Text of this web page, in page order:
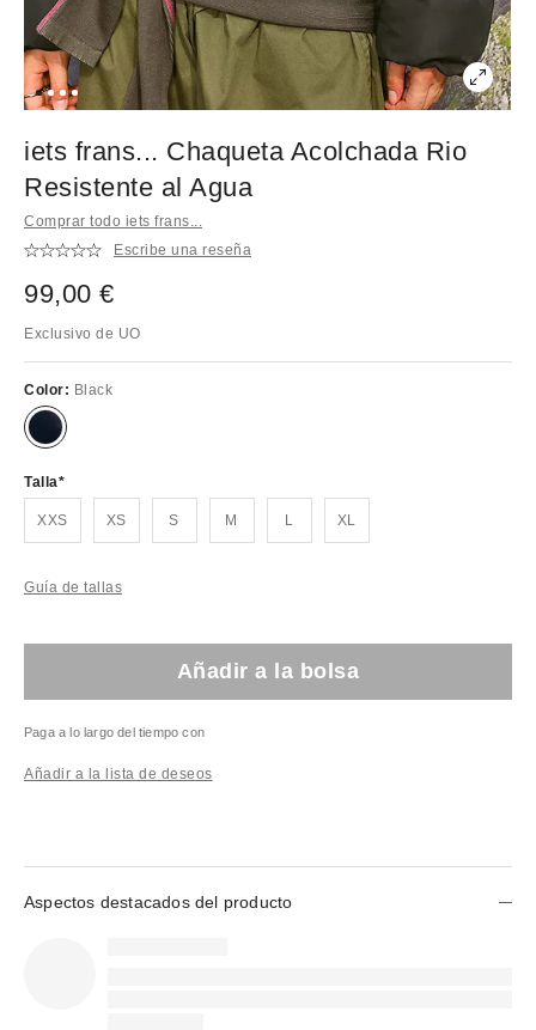
iets frans... Chaqueta Acolchada Rio
Resistente al Agua
Comprar todo iets frans...
Escribe una reseña
99,00 €
Exclusivo de UO
Color: Black
Talla
XXS XS S M L XL
Guía de tallas
Añadir a la bolsa
Paga a lo largo del tiempo con
Añadir a la lista de deseos
Aspectos destacados del producto